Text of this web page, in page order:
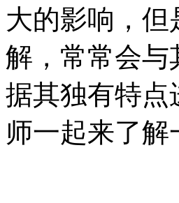
大的影响，
解，常常会与
据其独有特点
师一起来了